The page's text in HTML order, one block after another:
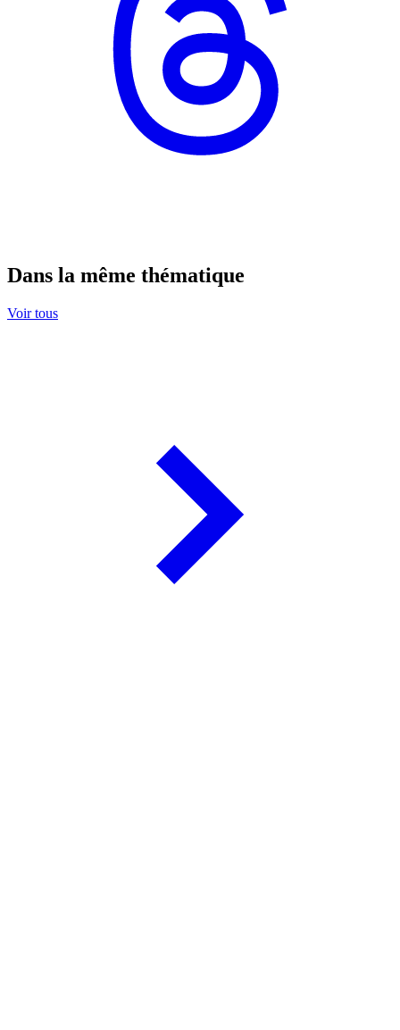
Dans la même thématique
Voir tous